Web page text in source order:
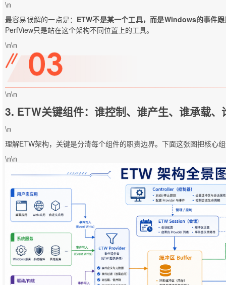
\n
最容易误解的一点是： ETW不是某一个工具，而是Windows的事件
PerfView只是站在这个架构不同位置上的工具。
\n\n
\n\n
3. ETW关键组件：谁控制、谁产生、谁承载、
\n
理解ETW架构，关键是分清每个组件的职责边界。下面这张图把核心
\n\n